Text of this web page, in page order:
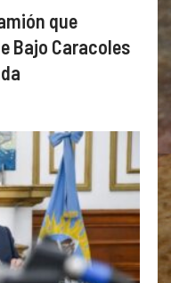
que
Bajo Caracoles